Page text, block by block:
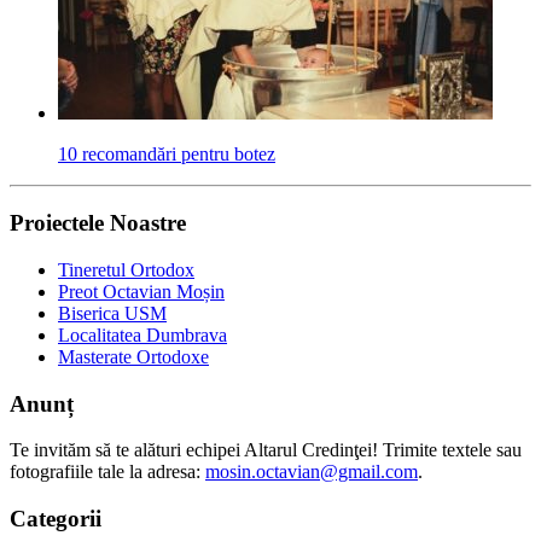
10 recomandări pentru botez
Proiectele Noastre
Tineretul Ortodox
Preot Octavian Moșin
Biserica USM
Localitatea Dumbrava
Masterate Ortodoxe
Anunț
Te invităm să te alături echipei Altarul Credinţei! Trimite textele sau
fotografiile tale la adresa: mosin.octavian@gmail.com.
Categorii